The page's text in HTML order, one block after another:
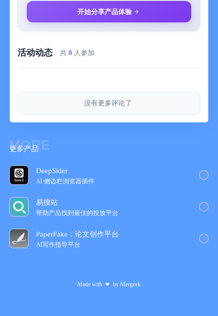
。多本帐册
与我们联系：
开始分享产品体验
活动动态 共 0 人参加
没有更多评论了
MORE
更多产品
DeepSider
AI 侧边栏浏览器插件
易搜站
帮助产品找到最佳的投放平台
PaperFake：论文创作平台
AI写作指导平台
Made with ❤ by Mergeek